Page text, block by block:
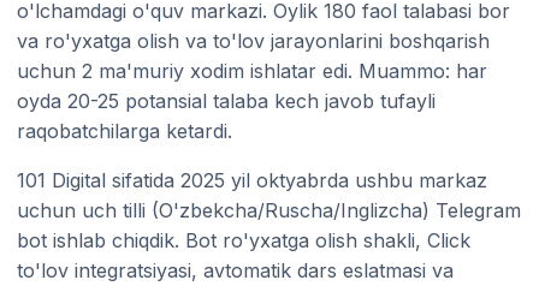
o'lchamdagi o'quv markazi. Oylik 180 faol talabasi bor
va ro'yxatga olish va to'lov jarayonlarini boshqarish
uchun 2 ma'muriy xodim ishlatar edi. Muammo: har
oyda 20-25 potansial talaba kech javob tufayli
raqobatchilarga ketardi.
101 Digital sifatida 2025 yil oktyabrda ushbu markaz
uchun uch tilli (O'zbekcha/Ruscha/Inglizcha) Telegram
bot ishlab chiqdik. Bot ro'yxatga olish shakli, Click
to'lov integratsiyasi, avtomatik dars eslatmasi va